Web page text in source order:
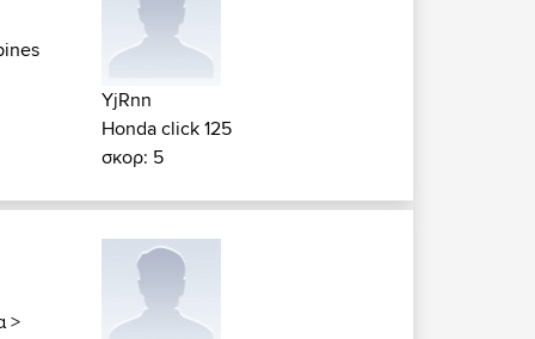
YjRnn
Honda click 125
σκορ: 5
>